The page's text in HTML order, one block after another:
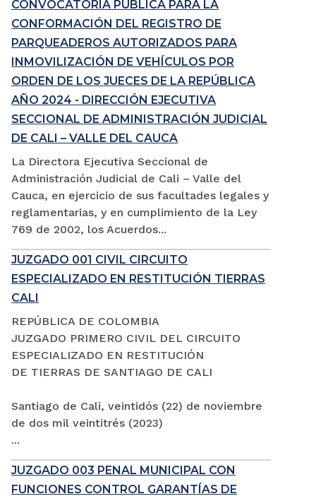
CONVOCATORIA PÚBLICA PARA LA
CONFORMACIÓN DEL REGISTRO DE
PARQUEADEROS AUTORIZADOS PARA
INMOVILIZACIÓN DE VEHÍCULOS POR
ORDEN DE LOS JUECES DE LA REPÚBLICA
AÑO 2024 - DIRECCIÓN EJECUTIVA
SECCIONAL DE ADMINISTRACIÓN JUDICIAL
DE CALI – VALLE DEL CAUCA
La Directora Ejecutiva Seccional de
Administración Judicial de Cali – Valle del
Cauca, en ejercicio de sus facultades legales y
reglamentarias, y en cumplimiento de la Ley
769 de 2002, los Acuerdos...
JUZGADO 001 CIVIL CIRCUITO
ESPECIALIZADO EN RESTITUCIÓN TIERRAS
CALI
REPÚBLICA DE COLOMBIA
JUZGADO PRIMERO CIVIL DEL CIRCUITO
ESPECIALIZADO EN RESTITUCIÓN
DE TIERRAS DE SANTIAGO DE CALI
Santiago de Cali, veintidós (22) de noviembre
de dos mil veintitrés (2023)
...
JUZGADO 003 PENAL MUNICIPAL CON
FUNCIONES CONTROL GARANTÍAS DE